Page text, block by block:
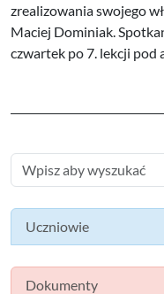
zrealizowania swojego
Maciej Dominiak.
czwartek po 7. lekcji pod
Uczniowie
Dokumenty